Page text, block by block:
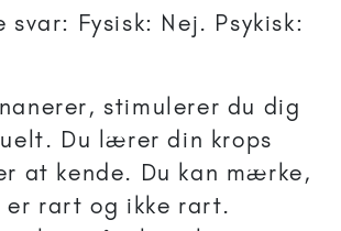
svar: Fysisk: Nej. Psykisk:
stimulerer du dig
Du lærer din krops
at kende. Du kan mærke,
er rart og ikke rart.